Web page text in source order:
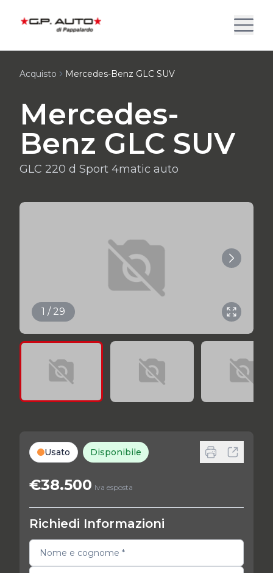
Acquisto Mercedes-Benz GLC SUV
Mercedes-
Benz GLC SUV
GLC 220 d Sport 4matic auto
1 / 29
Usato Disponibile
€38.500 Iva esposta
Richiedi Informazioni